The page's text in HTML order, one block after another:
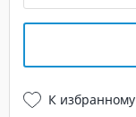
К избранному